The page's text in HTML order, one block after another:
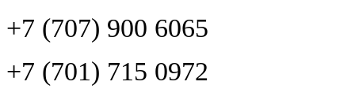
+7 (707) 900 6065
+7 (701) 715 0972